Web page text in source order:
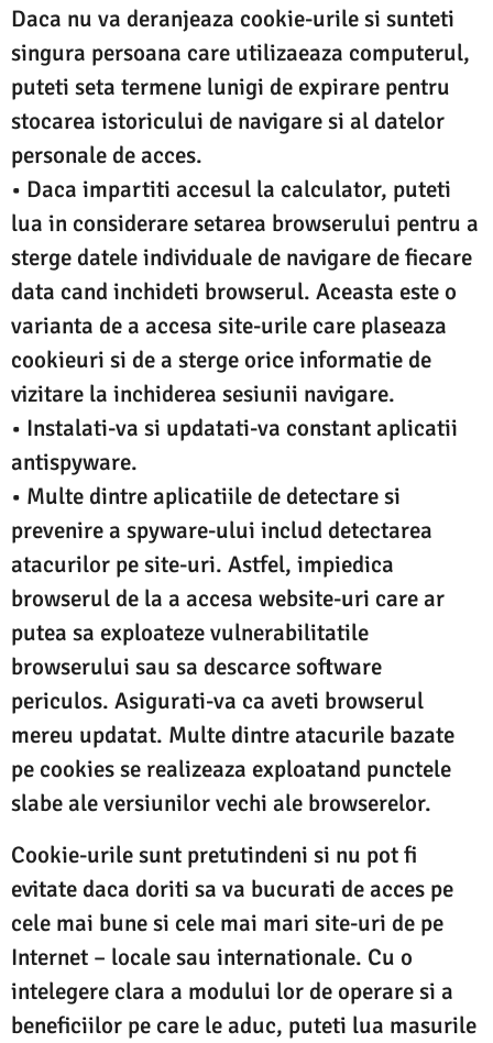
Daca nu va deranjeaza cookie-urile si sunteti
singura persoana care utilizaeaza computerul,
puteti seta termene lunigi de expirare pentru
stocarea istoricului de navigare si al datelor
personale de acces.
• Daca impartiti accesul la calculator, puteti
lua in considerare setarea browserului pentru a
sterge datele individuale de navigare de fiecare
data cand inchideti browserul. Aceasta este o
varianta de a accesa site-urile care plaseaza
cookieuri si de a sterge orice informatie de
vizitare la inchiderea sesiunii navigare.
• Instalati-va si updatati-va constant aplicatii
antispyware.
• Multe dintre aplicatiile de detectare si
prevenire a spyware-ului includ detectarea
atacurilor pe site-uri. Astfel, impiedica
browserul de la a accesa website-uri care ar
putea sa exploateze vulnerabilitatile
browserului sau sa descarce software
periculos. Asigurati-va ca aveti browserul
mereu updatat. Multe dintre atacurile bazate
pe cookies se realizeaza exploatand punctele
slabe ale versiunilor vechi ale browserelor.
Cookie-urile sunt pretutindeni si nu pot fi
evitate daca doriti sa va bucurati de acces pe
cele mai bune si cele mai mari site-uri de pe
Internet – locale sau internationale. Cu o
intelegere clara a modului lor de operare si a
beneficiilor pe care le aduc, puteti lua masurile